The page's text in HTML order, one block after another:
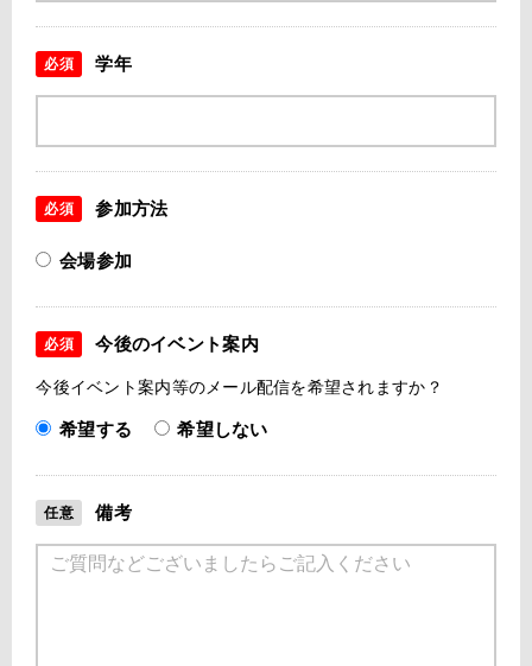
学年
必須
参加方法
必須
会場参加
今後のイベント案内
必須
今後イベント案内等のメール配信を希望されますか？
希望する 希望しない
備考
任意